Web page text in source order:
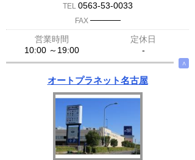
TEL 0563-53-0033
FAX ─────
営業時間
定休日
10:00 ～19:00
-
∧
オートプラネット名古屋